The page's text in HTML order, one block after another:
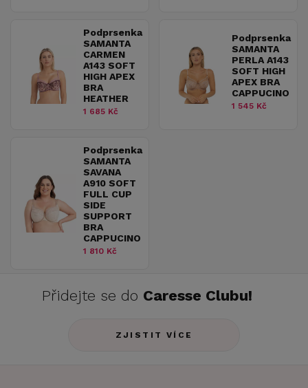
Podprsenka
SAMANTA
CARMEN
A143 SOFT
HIGH APEX
BRA
HEATHER
1 685 Kč
Podprsenka
SAMANTA
PERLA A143
SOFT HIGH
APEX BRA
CAPPUCINO
1 545 Kč
Podprsenka
SAMANTA
SAVANA
A910 SOFT
FULL CUP
SIDE
SUPPORT
BRA
CAPPUCINO
1 810 Kč
Přidejte se do Caresse Clubu!
ZJISTIT VÍCE